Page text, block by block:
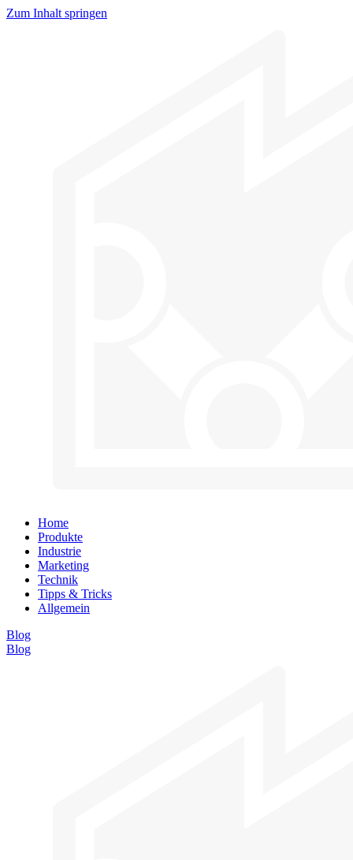
Zum Inhalt springen
Home
Produkte
Industrie
Marketing
Technik
Tipps & Tricks
Allgemein
Blog
Blog